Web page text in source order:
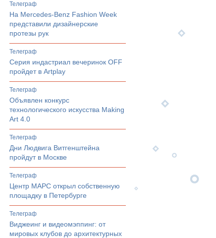
телеграф
На Mercedes-Benz Fashion Week
представили дизайнерские
протезы рук
телеграф
Серия индастриал вечеринок OFF
пройдет в Artplay
телеграф
Объявлен конкурс
технологического искусства Making
Art 4.0
телеграф
Дни Людвига Витгенштейна
пройдут в Москве
телеграф
Центр МАРС открыл собственную
площадку в Петербурге
телеграф
Виджеинг и видеомэппинг: от
мировых клубов до архитектурных